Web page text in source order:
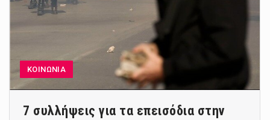
ΚΟΙΝΩΝΙΑ
7 συλλήψεις για τα επεισόδια στην